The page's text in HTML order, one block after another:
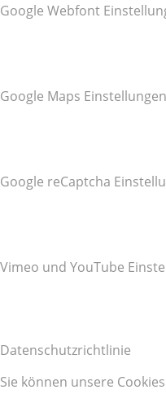
Google Webfont
Google Maps
Google reCaptcha
Vimeo und YouTube
Datenschutzrichtlinie
Sie können unsere